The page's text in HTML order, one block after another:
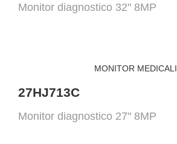
Monitor diagnostico 32" 8MP
MONITOR MEDICALI
27HJ713C
Monitor diagnostico 27" 8MP